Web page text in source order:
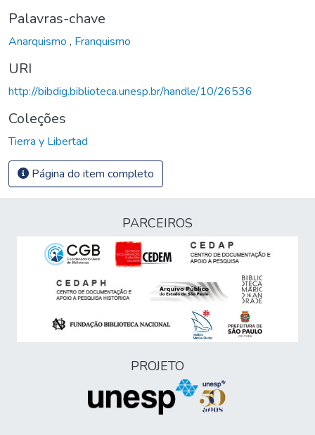
Palavras-chave
Anarquismo , Franquismo
URI
http://bibdig.biblioteca.unesp.br/handle/10/26536
Coleções
Tierra y Libertad
Página do item completo
PARCEIROS
PROJETO